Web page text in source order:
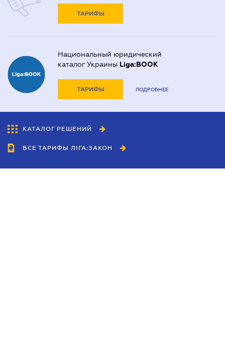
ТАРИФЫ
Национальный юридический
каталог Украины Liga:BOOK
ТАРИФЫ ПОДРОБНЕЕ
КАТАЛОГ РЕШЕНИЙ
ВСЕ ТАРИФЫ ЛІГА:ЗАКОН